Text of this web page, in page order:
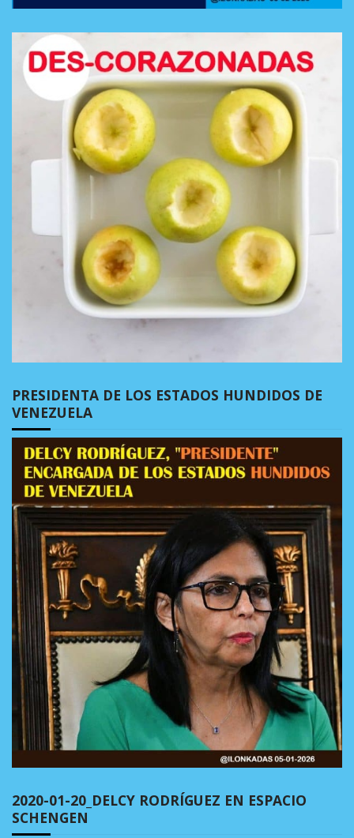
PRESIDENTA DE LOS ESTADOS HUNDIDOS DE
VENEZUELA
2020-01-20_DELCY RODRÍGUEZ EN ESPACIO
SCHENGEN